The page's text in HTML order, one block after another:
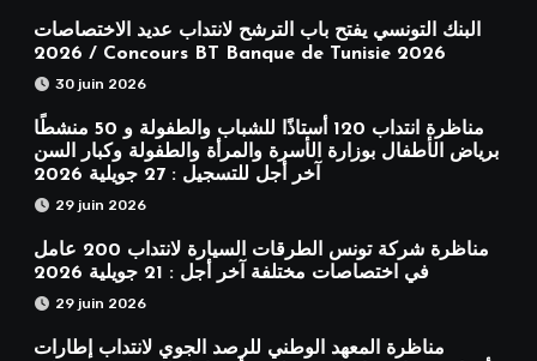
البنك التونسي يفتح باب الترشح لانتداب عديد الاختصاصات
2026 / Concours BT Banque de Tunisie 2026
30 juin 2026
مناظرة انتداب 120 أستاذًا للشباب والطفولة و 50 منشطًا
برياض الأطفال بوزارة الأسرة والمرأة والطفولة وكبار السن
آخر أجل للتسجيل : 27 جويلية 2026
29 juin 2026
مناظرة شركة تونس الطرقات السيارة لانتداب 200 عامل
في اختصاصات مختلفة آخر أجل : 21 جويلية 2026
29 juin 2026
مناظرة المعهد الوطني للرصد الجوي لانتداب إطارات